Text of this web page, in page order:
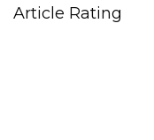
Article Rating